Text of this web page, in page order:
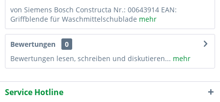
von Siemens Bosch Constructa Nr.: 00643914 EAN:
Griffblende für Waschmittelschublade mehr
Bewertungen
0
Bewertungen lesen, schreiben und diskutieren... mehr
Service Hotline